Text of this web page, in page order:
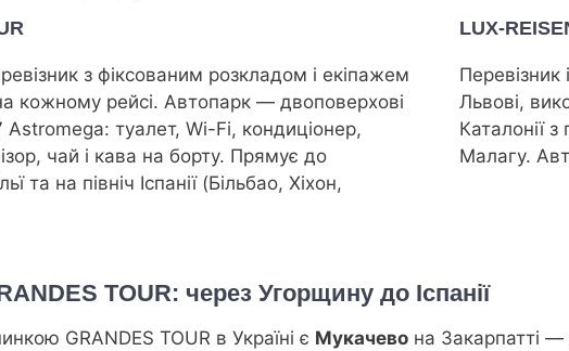
з фіксованим розкладом і екіпажем
на кожному рейсі. Автопарк — двоповерхові
Astromega: туалет, Wi-Fi, кондиціонер,
чай і кава на борту. Прямує до
та на північ Іспанії (Більбао, Хіхон,
LUX-
Перевізник
Львові,
Каталонії
Малагу.
TOUR: через Угорщину до Іспанії
GRANDES TOUR в Україні є Мукачево на Закарпатті